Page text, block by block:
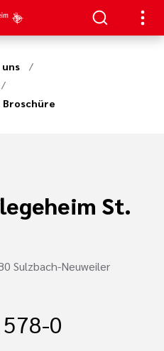
uns
Broschüre
St.
Sulzbach-Neuweiler
0